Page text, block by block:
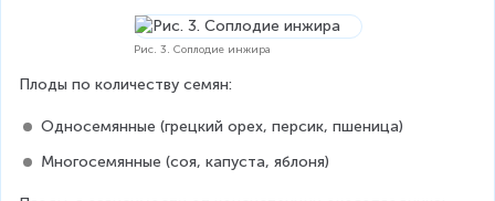
Рис. 3. Соплодие инжира
Плоды по количеству семян:
Односемянные (грецкий орех, персик, пшеница)
Многосемянные (соя, капуста, яблоня)